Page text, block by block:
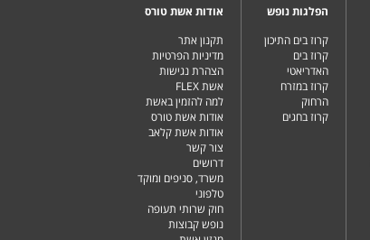
הפלגות נופש
קרוז בים התיכון
קרוז בים
האדריאטי
קרוז במזרח
הרחוק
קרוז בחגים
אודות אשת טורס
תקנון אתר
מדיניות הפרטיות
הצהרת נגישות
אשת FLEX
למה להזמין באשת
אודות אשת טורס
אודות אשת קלאב
צור קשר
דרושים
משרד, סניפים ומוקד
טלפוני
חוק שרותי תעופה
נופש קבוצות